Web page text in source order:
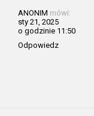
ANONIM mówi:
sty 21, 2025
o godzinie 11:50
Odpowiedz